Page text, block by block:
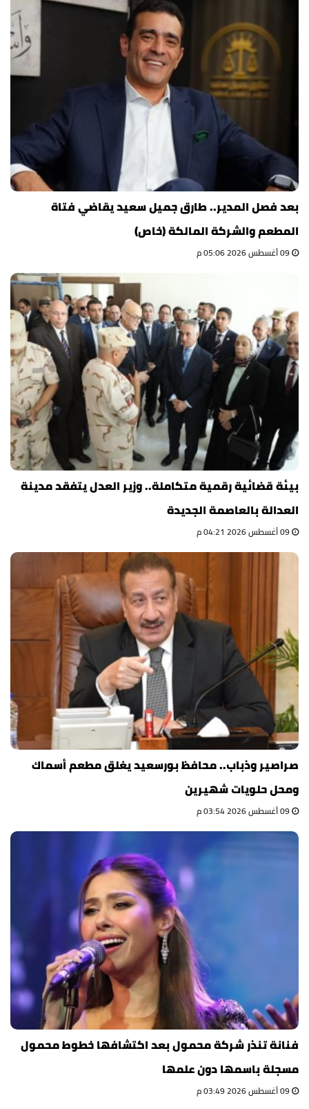
بعد فصل المدير.. طارق جميل سعيد يقاضي فتاة
المطعم والشركة المالكة (خاص)
بيئة قضائية رقمية متكاملة.. وزير العدل يتفقد مدينة
العدالة بالعاصمة الجديدة
صراصير وذباب.. محافظ بورسعيد يغلق مطعم أسماك
ومحل حلويات شهيرين
فنانة تنذر شركة محمول بعد اكتشافها خطوط محمول
مسجلة باسمها دون علمها